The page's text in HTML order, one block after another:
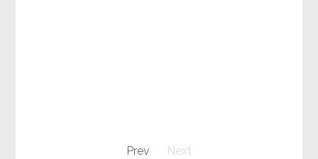
Prev Next